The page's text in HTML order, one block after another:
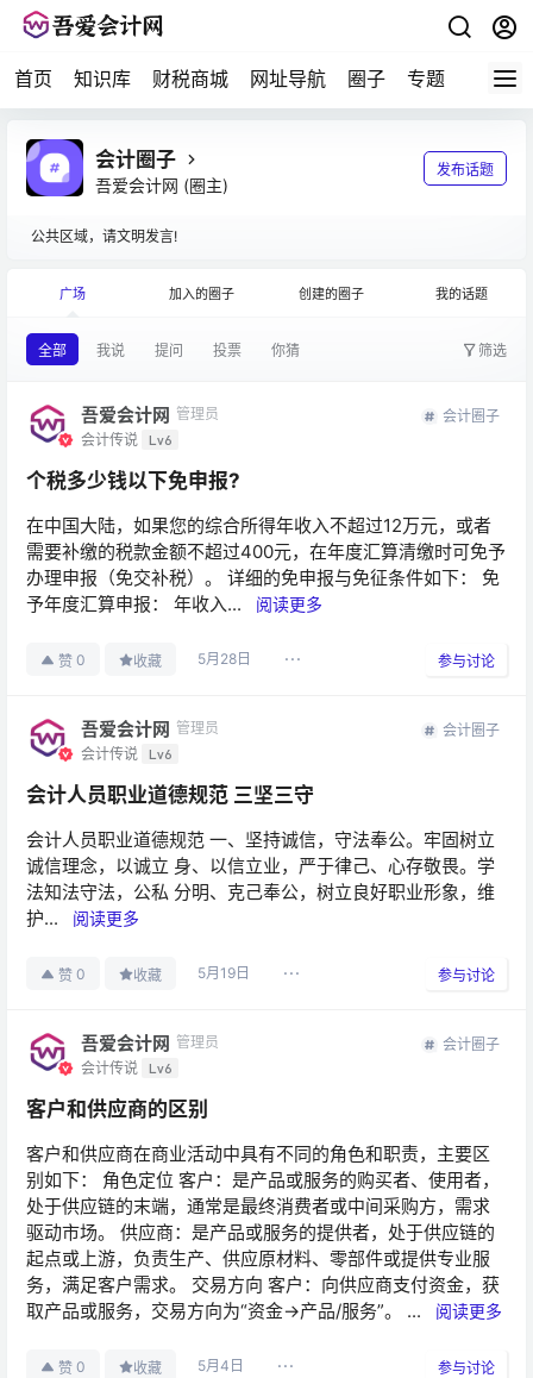
首页 知识库 财税商城 网址导航 圈子 专题 会计问
会计圈子
吾爱会计网 (圈主)
发布话题
公共区域，请文明发言!
广场 加入的圈子 创建的圈子 我的话题
全部 我说 提问 投票 你猜 筛选
吾爱会计网 管理员
会计传说 Lv6
会计圈子
个税多少钱以下免申报?
在中国大陆，如果您的综合所得年收入不超过12万元，或者
需要补缴的税款金额不超过400元，在年度汇算清缴时可免予
办理申报（免交补税）。 详细的免申报与免征条件如下： 免
予年度汇算申报： 年收入...
阅读更多
赞 0 收藏 5月28日 参与讨论
吾爱会计网 管理员
会计传说 Lv6
会计圈子
会计人员职业道德规范 三坚三守
会计人员职业道德规范 一、坚持诚信，守法奉公。牢固树立
诚信理念，以诚立 身、以信立业，严于律己、心存敬畏。学
法知法守法，公私 分明、克己奉公，树立良好职业形象，维
护...
阅读更多
赞 0 收藏 5月19日 参与讨论
吾爱会计网 管理员
会计传说 Lv6
会计圈子
客户和供应商的区别
客户和供应商在商业活动中具有不同的角色和职责，主要区
别如下： 角色定位 客户：是产品或服务的购买者、使用者，
处于供应链的末端，通常是最终消费者或中间采购方，需求
驱动市场。 供应商：是产品或服务的提供者，处于供应链的
起点或上游，负责生产、供应原材料、零部件或提供专业服
务，满足客户需求。 交易方向 客户：向供应商支付资金，获
取产品或服务，交易方向为“资金→产品/服务”。 ...
阅读更多
赞 0 收藏 5月4日 参与讨论